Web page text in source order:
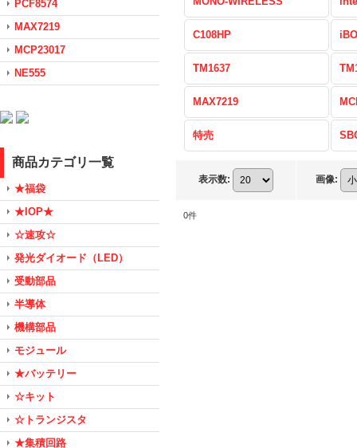
PCF8574
MAX7219
MCP23017
NE555
商品カテゴリ一覧
★福袋
★IOP★
☆速攻☆
発光ダイオード（LED）
受動部品
半導体
機構部品
モジュール
★バッテリー
☆キット
☆トランジスタ
★集積回路
C108HP
TM1637
MAX7219
特売
表示数: 画像:
0件